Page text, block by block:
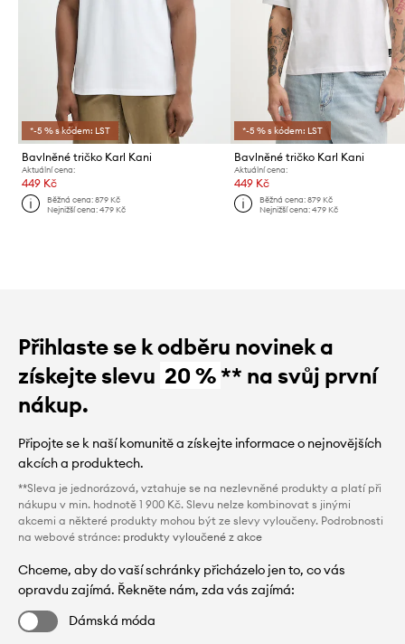
*-5 % s kódem: LST
Bavlněné tričko Karl Kani
Aktuální cena:
449 Kč
Běžná cena:879 Kč
Nejnižší cena:479 Kč
*-5 % s kódem: LST
Bavlněné tričko Karl Kani
Aktuální cena:
449 Kč
Běžná cena: 879 Kč
Nejnižší cena: 479 Kč
Přihlaste se k odběru novinek a
získejte slevu 20 %** na svůj první
nákup.
Připojte se k naší komunitě a získejte informace o nejnovějších
akcích a produktech.
**Sleva je jednorázová, vztahuje se na nezlevněné produkty a platí při
nákupu v min. hodnotě 1 900 Kč. Slevu nelze kombinovat s jinými
akcemi a některé produkty mohou být ze slevy vyloučeny. Podrobnosti
na webové stránce: produkty vyloučené z akce
Chceme, aby do vaší schránky přicházelo jen to, co vás
opravdu zajímá. Řekněte nám, zda vás zajímá:
Dámská móda